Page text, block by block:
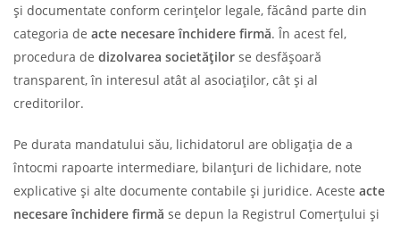
și documentate conform cerințelor legale, făcând parte din
categoria de acte necesare închidere firmă. În acest fel,
procedura de dizolvarea societăților se desfășoară
transparent, în interesul atât al asociaților, cât și al
creditorilor.
Pe durata mandatului său, lichidatorul are obligația de a
întocmi rapoarte intermediare, bilanțuri de lichidare, note
explicative și alte documente contabile și juridice. Aceste acte
necesare închidere firmă se depun la Registrul Comerțului și